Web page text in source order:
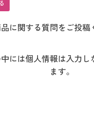
に関する質問をご投稿
には個人情報は入力し
ます。